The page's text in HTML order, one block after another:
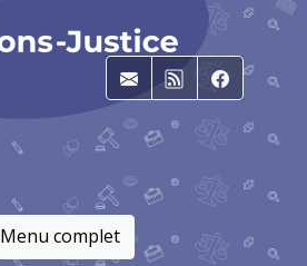
E-mailRSS
Menu complet